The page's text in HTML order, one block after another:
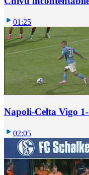
01:25
Napoli-Celta Vigo
02:05